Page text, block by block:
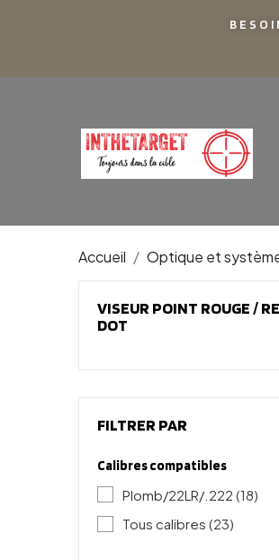
Accueil Optique et
VISEUR POINT ROUGE /
DOT
FILTRER PAR
Calibres compatibles
Plomb/22LR/.222 (18)
Tous calibres (23)